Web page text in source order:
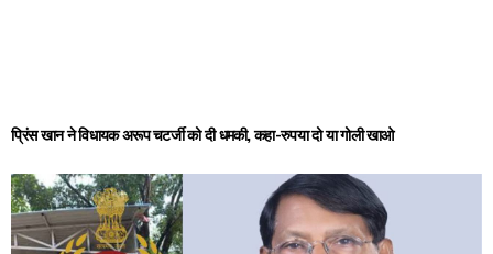
प्रिंस खान ने विधायक अरूप चटर्जी को दी धमकी, कहा-रुपया दो या गोली खाओ